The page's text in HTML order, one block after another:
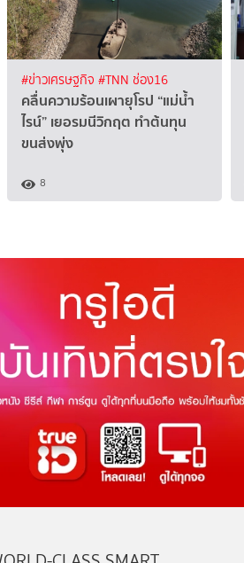
#ข่าวเศรษฐกิจ #TNN ช่อง16
คลื่นความร้อนเผายุโรป “แม่น้ำ
ไรน์” เยอรมนีวิกฤต ทำต้นทุน
ขนส่งพุ่ง
8